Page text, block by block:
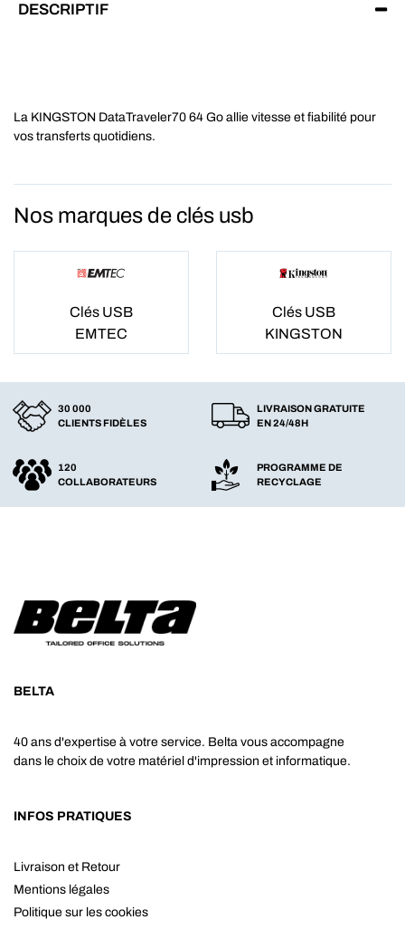
DESCRIPTIF
La KINGSTON DataTraveler70 64 Go allie vitesse et fiabilité pour
vos transferts quotidiens.
Nos marques de clés usb
Clés USB
EMTEC
Clés USB
KINGSTON
30 000
CLIENTS FIDÈLES
LIVRAISON GRATUITE
EN 24/48H
120
COLLABORATEURS
PROGRAMME DE
RECYCLAGE
BELTA
40 ans d'expertise à votre service. Belta vous accompagne
dans le choix de votre matériel d'impression et informatique.
INFOS PRATIQUES
Livraison et Retour
Mentions légales
Politique sur les cookies